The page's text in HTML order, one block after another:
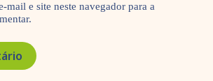
mail e site neste navegador para a